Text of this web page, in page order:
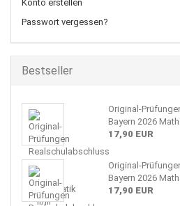
Konto erstellen
Passwort vergessen?
Bestseller
Original-
Bayern 2026
17,90 EUR
Original-
Bayern 2026
17,90 EUR